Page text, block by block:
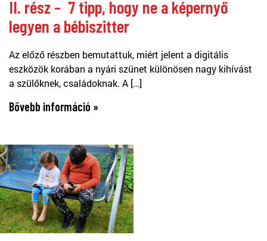
II. rész – 7 tipp, hogy ne a képernyő
legyen a bébiszitter
Az előző részben bemutattuk, miért jelent a digitális
eszközök korában a nyári szünet különösen nagy kihívást
a szülőknek, családoknak. A […]
Bővebb információ »